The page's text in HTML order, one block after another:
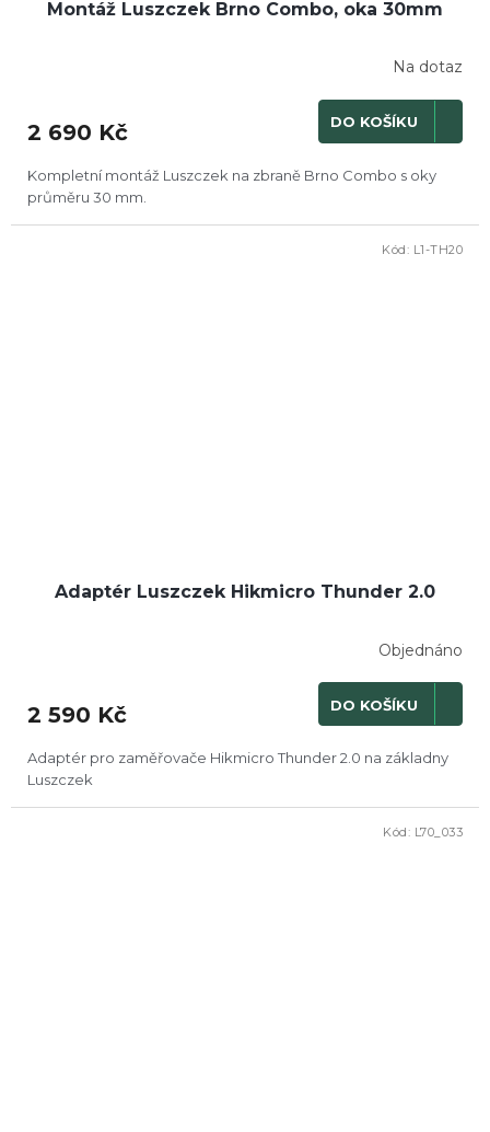
Montáž Luszczek Brno Combo, oka 30mm
Na dotaz
2 690 Kč DO KOŠÍKU
Kompletní montáž Luszczek na zbraně Brno Combo s oky
průměru 30 mm.
Adaptér Luszczek Hikmicro Thunder 2.0
Objednáno
2 590 Kč DO KOŠÍKU
Adaptér pro zaměřovače Hikmicro Thunder 2.0 na základny
Luszczek
Kód: L1-TH20
Kód: L70_033